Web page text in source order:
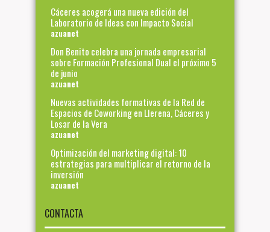
Cáceres acogerá una nueva edición del
Laboratorio de Ideas con Impacto Social
azuanet
Don Benito celebra una jornada empresarial
sobre Formación Profesional Dual el próximo 5
de junio
azuanet
Nuevas actividades formativas de la Red de
Espacios de Coworking en Llerena, Cáceres y
Losar de la Vera
azuanet
Optimización del marketing digital: 10
estrategias para multiplicar el retorno de la
inversión
azuanet
CONTACTA